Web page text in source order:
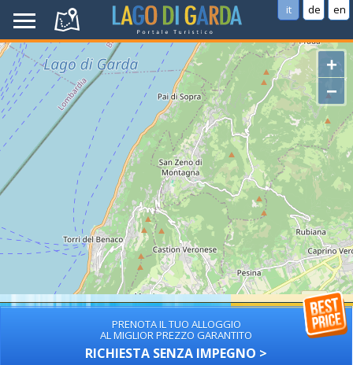
it de en
+
−
PRENOTA IL TUO ALLOGGIO
AL MIGLIOR PREZZO GARANTITO
RICHIESTA SENZA IMPEGNO >